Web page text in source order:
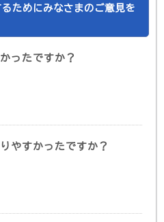
ためにみなさまのご意見を
ったですか？
やすかったですか？